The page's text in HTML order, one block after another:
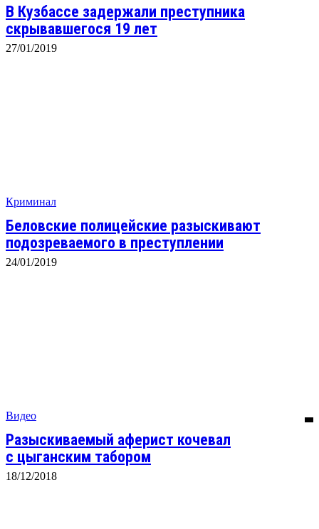
В Кузбассе задержали преступника
скрывавшегося 19 лет
27/01/2019
Криминал
Беловские полицейские разыскивают
подозреваемого в преступлении
24/01/2019
Видео
Разыскиваемый аферист кочевал
с цыганским табором
18/12/2018